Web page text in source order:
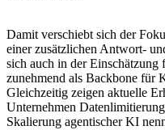
Damit verschiebt sich der
einer zusätzlichen Antwort-
sich auch in der
zunehmend als Backbone für
Gleichzeitig zeigen aktuelle
Unternehmen
Skalierung agentischer KI